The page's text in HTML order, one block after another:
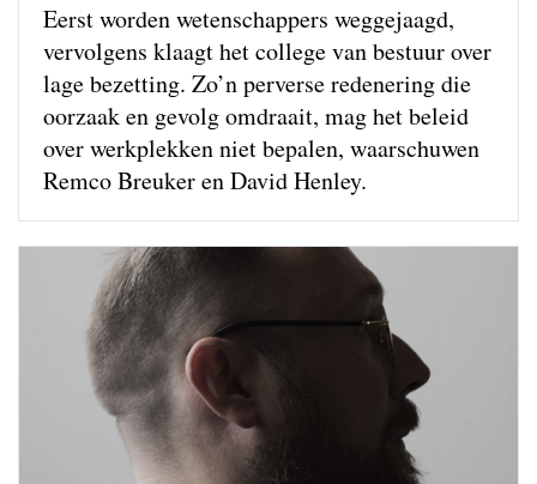
Eerst worden wetenschappers weg­gejaagd,
vervolgens klaagt het college van bestuur over
lage bezetting. Zo’n perverse redenering die
oorzaak en gevolg omdraait, mag het beleid
over werkplekken niet bepalen, waarschuwen
Remco Breuker en David Henley.